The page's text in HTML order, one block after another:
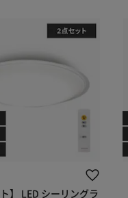
ト】 LED シーリングラ